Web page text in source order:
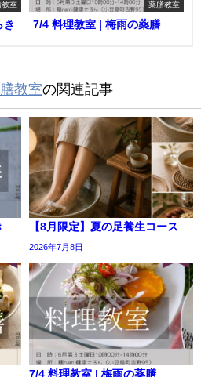
教室
き
薬膳教室
7/4 料理教室 | 梅雨の薬膳
教室の関連記事
【8月限定】夏の足養生コース
2026年7月8日
7/4 料理教室 | 梅雨の薬膳